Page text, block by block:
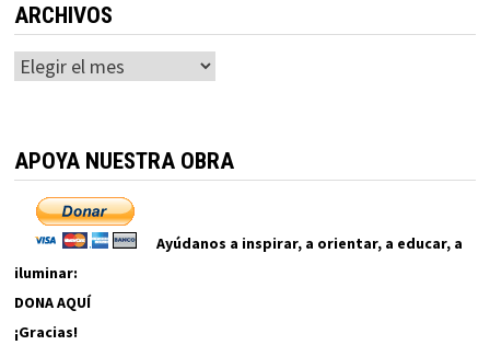
ARCHIVOS
Archivos
APOYA NUESTRA OBRA
Ayúdanos a inspirar, a orientar, a educar, a
iluminar:
DONA AQUÍ
¡Gracias!